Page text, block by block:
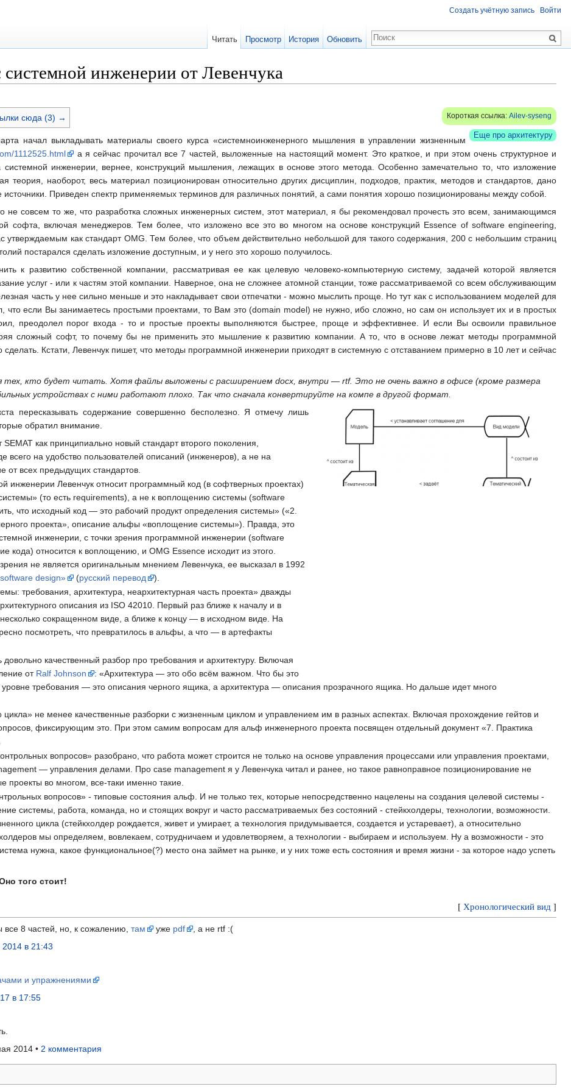
системной инженерии от Левенчука
Короткая ссылка: Ailev-syseng
сюда (3) →
Еще про архитектуру
начал выкладывать материалы своего курса «системноинженерного мышления в управлении жизненным
1112525.html
а я сейчас прочитал все 7 частей, выложенные на настоящий момент. Это краткое, и при этом очень структурное и
системной инженерии, вернее, конструкций мышления, лежащих в основе этого метода. Особенно замечательно то, что изложение
теория, наоборот, весь материал позиционирован относительно других дисциплин, подходов, практик, методов и стандартов, дано
источники. Приведен спектр применяемых терминов для различных понятий, а сами понятия хорошо позиционированы между собой.
не совсем то же, что разработка сложных инженерных систем, этот материал, я бы рекомендовал прочесть это всем, занимающимся
софта, включая менеджеров. Тем более, что изложено все это во многом на основе конструкций Essence of software engineering,
утверждаемым как стандарт OMG. Тем более, что объем действительно небольшой для такого содержания, 200 с небольшим страниц
постарался сделать изложение доступным, и у него это хорошо получилось.
к развитию собственной компании, рассматривая ее как целевую человеко-компьютерную систему, задачей которой является
услуг - или к частям этой компании. Наверное, она не сложнее атомной станции, тоже рассматриваемой со всем обслуживающим
часть у нее сильно меньше и это накладывает свои отпечатки - можно мыслить проще. Но тут как с использованием моделей для
что если Вы занимаетесь простыми проектами, то Вам это (domain model) не нужно, ибо сложно, но сам он использует их и в простых
преодолел порог входа - то и простые проекты выполняются быстрее, проще и эффективнее. И если Вы освоили правильное
сложный софт, то почему бы не применить это мышление к развитию компании. А то, что в основе лежат методы программной
сделать. Кстати, Левенчук пишет, что методы программной инженерии приходят в системную с отставанием примерно в 10 лет и сейчас
тех, кто будет читать. Хотя файлы выложены с расширением docx, внутри — rtf. Это не очень важно в офисе (кроме размера
устройствах с ними работают плохо. Так что сначала конвертируйте на компе в другой формат.
пересказывать содержание совершенно бесполезно. Я отмечу лишь
обратил внимание.
SEMAT как принципиально новый стандарт второго поколения,
всего на удобство пользователей описаний (инженеров), а не на
от всех предыдущих стандартов.
инженерии Левенчук относит программный код (в софтверных проектах)
(то есть requirements), а не к воплощению системы (software
что исходный код — это рабочий продукт определения системы» («2.
проекта», описание альфы «воплощение системы»). Правда, это
инженерии, с точки зрения программной инженерии (software
кода) относится к воплощению, и OMG Essence исходит из этого.
не является оригинальным мнением Левенчука, ее высказал в 1992
design»
(русский перевод
).
требования, архитектура, неархитектурная часть проекта» дважды
описания из ISO 42010. Первый раз ближе к началу и в
сокращенном виде, а ближе к концу — в исходном виде. На
посмотреть, что превратилось в альфы, а что — в артефакты
качественный разбор про требования и архитектуру. Включая
от Ralf Johnson
: «Архитектура — это обо всём важном. Что бы это
требования — это описания черного ящика, а архитектура — описания прозрачного ящика. Но дальше идет много
не менее качественные разборки с жизненным циклом и управлением им в разных аспектах. Включая прохождение гейтов и
фиксирующим это. При этом самим вопросам для альф инженерного проекта посвящен отдельный документ «7. Практика
вопросов» разобрано, что работа может строится не только на основе управления процессами или управления проектами,
— управления делами. Про case management я у Левенчука читал и ранее, но такое равноправное позиционирование не
проекты во многом, все-таки именно такие.
вопросов» - типовые состояния альф. И не только тех, которые непосредственно нацелены на создания целевой системы -
системы, работа, команда, но и стоящих вокруг и часто рассматриваемых без состояний - стейкхолдеры, технологии, возможности.
цикла (стейкхолдер рождается, живет и умирает, а технология придумывается, создается и устаревает), а относительно
мы определяем, вовлекаем, сотрудничаем и удовлетворяем, а технологии - выбираем и используем. Ну а возможности - это
нужна, какое функциональное(?) место она займет на рынке, и у них тоже есть состояния и время жизни - за которое надо успеть
того стоит!
[ Хронологический вид ]
8 частей, но, к сожалению, там уже pdf
, а не rtf :(
2014 в 21:43
и упражнениями
в 17:55
2014 • 2 комментария
Создать учётную запись Войти
Читать Просмотр История Обновить